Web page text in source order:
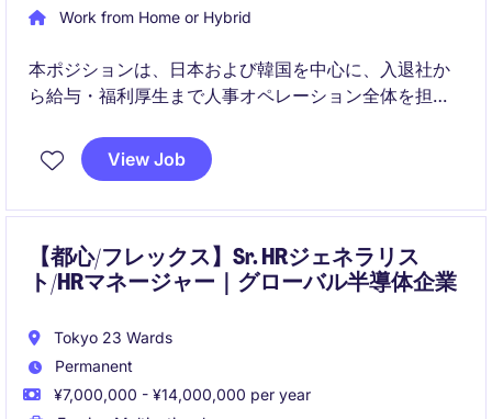
Work from Home or Hybrid
本ポジションは、日本および韓国を中心に、入退社か
ら給与・福利厚生まで人事オペレーション全体を担う
ンプライアンスと従業員体験の双方を高水準で実現し
ます。
View Job
【都心/フレックス】Sr. HRジェネラリス
ト/HRマネージャー｜グローバル半導体企業
Tokyo 23 Wards
Permanent
¥7,000,000 - ¥14,000,000 per year